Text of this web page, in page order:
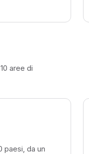
aree di
paesi, da un